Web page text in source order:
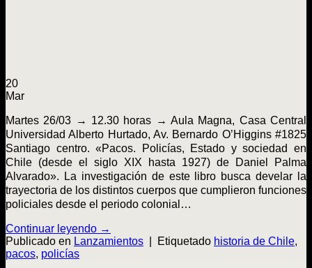
20
Mar
Martes 26/03 → 12.30 horas → Aula Magna, Casa Central
Universidad Alberto Hurtado, Av. Bernardo O’Higgins #1825
Santiago centro. «Pacos. Policías, Estado y sociedad en
Chile (desde el siglo XIX hasta 1927) de Daniel Palma
Alvarado». La investigación de este libro busca develar la
trayectoria de los distintos cuerpos que cumplieron funciones
policiales desde el periodo colonial…
Continuar leyendo →
Publicado en Lanzamientos Etiquetado historia de Chile,
pacos, policías